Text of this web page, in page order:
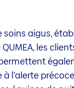
aigus,
les
l’alerte